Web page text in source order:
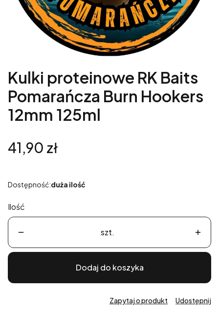
Kulki proteinowe RK Baits
Pomarańcza Burn Hookers
12mm 125ml
Cena
41,90 zł
Dostępność:duża ilość
Ilość
szt.
Dodaj do koszyka
Zapytaj o produkt Udostępnij